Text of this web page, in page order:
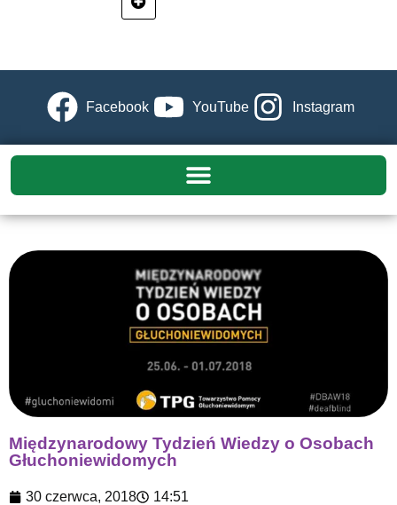
Facebook YouTube Instagram
Międzynarodowy Tydzień Wiedzy o Osobach
Głuchoniewidomych
30 czerwca, 2018 14:51